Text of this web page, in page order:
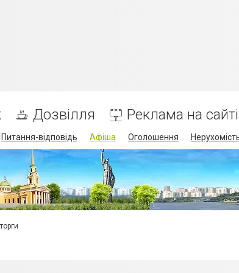
Дозвілля Реклама на сайті
Питання-відповідь Афіша Оголошення